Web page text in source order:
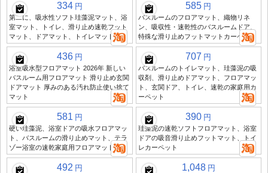
334 円
第二に、吸水性ソフト珪藻泥マット、浴
室マット、トイレ、滑り止め速乾フット
マット、ドアマット、トイレマット
585 円
バスルームのフロアマット、織物リネ
ン、吸収性・速乾性のバスルームドア、
特殊な滑り止めフットマットカーペット
436 円
浴室吸水型フロアマット 2026年 新しい
バスルーム用フロアマット 滑り止め玄関
ドアマット 厚みのある汚れ防止使い捨て
マット
707 円
バスルームのトイレマット、珪藻泥の吸
収剤、滑り止めドアマット、フロアマッ
ト、玄関ドア、トイレ、速乾の家庭用カ
ーペット
581 円
硬い珪藻泥、浴室ドアの吸水フロアマッ
ト、バスルームの滑り止めマット、テラ
ゾー浴室の速乾家庭用フロアマット
390 円
珪藻泥の速乾ソフトフロアマット、浴室
ドアの吸音滑り止めフットマット、トイ
レカーペット
492 円 1,048 円